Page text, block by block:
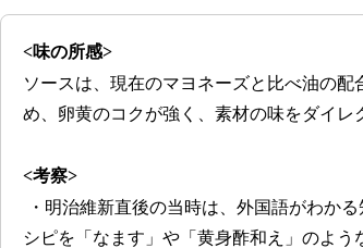
<味の所感>
ソースは、現在のマヨネーズと比べ油の
め、卵黄のコクが強く、素材の味をダイレ
<考察>
・明治維新直後の当時は、外国語がわか
シピを「なます」や「黄身酢和え」のよ